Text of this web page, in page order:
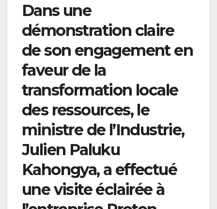
Dans une
démonstration claire
de son engagement en
faveur de la
transformation locale
des ressources, le
ministre de l’Industrie,
Julien Paluku
Kahongya, a effectué
une visite éclairée à